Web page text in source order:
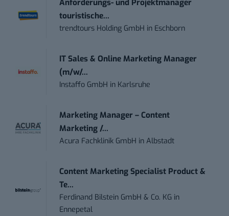
Anforderungs- und Projektmanager
touristische...
trendtours Holding GmbH in Eschborn
IT Sales & Online Marketing Manager
(m/w/...
Instaffo GmbH in Karlsruhe
Marketing Manager – Content
Marketing /...
Acura Fachklinik GmbH inAlbstadt
Content Marketing Specialist Product &
Te...
Ferdinand Bilstein GmbH & Co. KG in
Ennepetal